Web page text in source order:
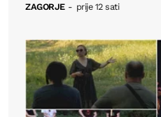
ZAGORJE - prije 12 sati